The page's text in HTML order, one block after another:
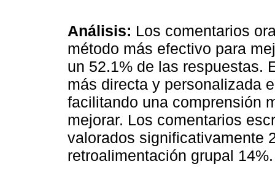
Análisis: Los comentarios
método más efectivo para
un 52.1% de las respuestas.
más directa y personalizada
facilitando una comprensión
mejorar. Los comentarios
valorados significativamente
retroalimentación grupal 14%.